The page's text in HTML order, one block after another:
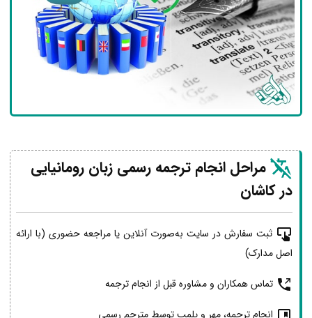
مراحل انجام ترجمه رسمی زبان رومانیایی
در کاشان
ثبت سفارش در سایت به‌صورت آنلاین یا مراجعه حضوری (با ارائه
اصل مدارک)
تماس همکاران و مشاوره قبل از انجام ترجمه
انجام ترجمه، مهر و پلمپ توسط مترجم رسمی